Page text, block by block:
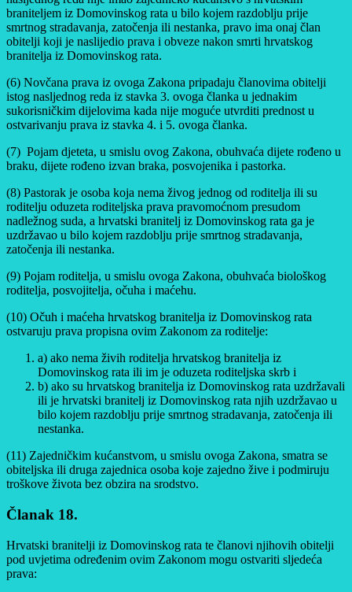
braniteljem iz Domovinskog rata u bilo kojem razdoblju prije
smrtnog stradavanja, zatočenja ili nestanka, pravo ima onaj član
obitelji koji je naslijedio prava i obveze nakon smrti hrvatskog
branitelja iz Domovinskog rata.
(6) Novčana prava iz ovoga Zakona pripadaju članovima obitelji
istog nasljednog reda iz stavka 3. ovoga članka u jednakim
sukorisničkim dijelovima kada nije moguće utvrditi prednost u
ostvarivanju prava iz stavka 4. i 5. ovoga članka.
(7) Pojam djeteta, u smislu ovog Zakona, obuhvaća dijete rođeno u
braku, dijete rođeno izvan braka, posvojenika i pastorka.
(8) Pastorak je osoba koja nema živog jednog od roditelja ili su
roditelju oduzeta roditeljska prava pravomoćnom presudom
nadležnog suda, a hrvatski branitelj iz Domovinskog rata ga je
uzdržavao u bilo kojem razdoblju prije smrtnog stradavanja,
zatočenja ili nestanka.
(9) Pojam roditelja, u smislu ovoga Zakona, obuhvaća biološkog
roditelja, posvojitelja, očuha i maćehu.
(10) Očuh i maćeha hrvatskog branitelja iz Domovinskog rata
ostvaruju prava propisna ovim Zakonom za roditelje:
a) ako nema živih roditelja hrvatskog branitelja iz
Domovinskog rata ili im je oduzeta roditeljska skrb i
b) ako su hrvatskog branitelja iz Domovinskog rata uzdržavali
ili je hrvatski branitelj iz Domovinskog rata njih uzdržavao u
bilo kojem razdoblju prije smrtnog stradavanja, zatočenja ili
nestanka.
(11) Zajedničkim kućanstvom, u smislu ovoga Zakona, smatra se
obiteljska ili druga zajednica osoba koje zajedno žive i podmiruju
troškove života bez obzira na srodstvo.
Članak 18.
Hrvatski branitelji iz Domovinskog rata te članovi njihovih obitelji
pod uvjetima određenim ovim Zakonom mogu ostvariti sljedeća
prava: